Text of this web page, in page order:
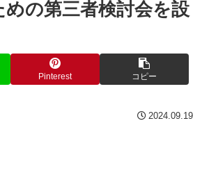
めの第三者検討会を設
Pinterest コピー
2024.09.19